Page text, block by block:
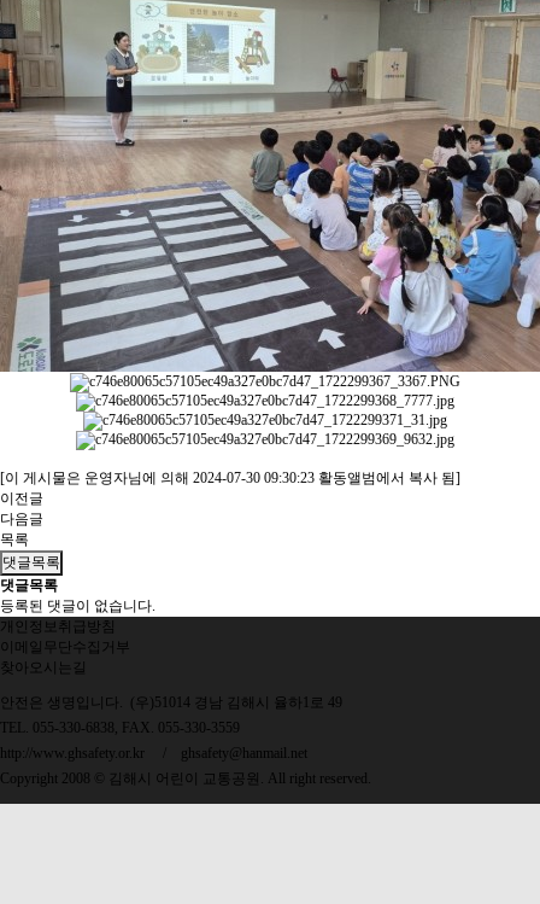
[이 게시물은 운영자님에 의해 2024-07-30 09:30:23 활동앨범에서 복사 됨]
이전글
다음글
목록
댓글목록
댓글목록
등록된 댓글이 없습니다.
개인정보취급방침
이메일무단수집거부
찾아오시는길
안전은 생명입니다. (우)51014 경남 김해시 율하1로 49
TEL. 055-330-6838, FAX. 055-330-3559
http://www.ghsafety.or.kr
ghsafety@hanmail.net
Copyright 2008 © 김해시 어린이 교통공원. All right reserved.